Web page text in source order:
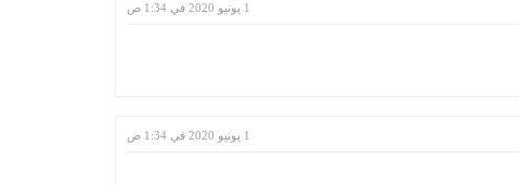
1 يونيو 2020 في 1:34 ص
1 يونيو 2020 في 1:34 ص